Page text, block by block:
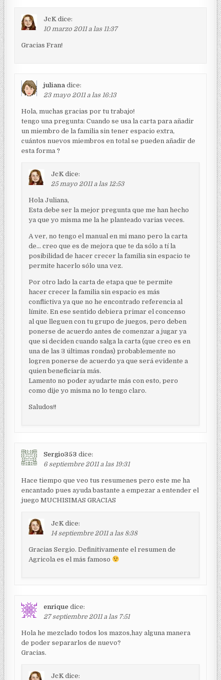
JcK dice:
10 marzo 2011 a las 11:37
Gracias Fran!
juliana dice:
23 mayo 2011 a las 16:13
Hola, muchas gracias por tu trabajo!
tengo una pregunta: Cuando se usa la carta para añadir
un miembro de la familia sin tener espacio extra,
cuántos nuevos miembros en total se pueden añadir de
esta forma ?
JcK dice:
25 mayo 2011 a las 12:53
Hola Juliana,
Esta debe ser la mejor pregunta que me han hecho
ya que yo misma me la he planteado varias veces.
A ver, no tengo el manual en mi mano pero la carta
de… creo que es de mejora que te da sólo a tí la
posibilidad de hacer crecer la familia sin espacio te
permite hacerlo sólo una vez.
Por otro lado la carta de etapa que te permite
hacer crecer la familia sin espacio es más
conflictiva ya que no he encontrado referencia al
límite. En ese sentido debiera primar el concenso
al que lleguen con tu grupo de juegos, pero deben
ponerse de acuerdo antes de comenzar a jugar ya
que si deciden cuando salga la carta (que creo es en
una de las 3 últimas rondas) probablemente no
logren ponerse de acuerdo ya que será evidente a
quien beneficiaría más.
Lamento no poder ayudarte más con esto, pero
como dije yo misma no lo tengo claro.
Saludos!!
Sergio353 dice:
6 septiembre 2011 a las 19:31
Hace tiempo que veo tus resumenes pero este me ha
encantado pues ayuda bastante a empezar a entender el
juego MUCHISIMAS GRACIAS
JcK dice:
14 septiembre 2011 a las 8:38
Gracias Sergio. Definitivamente el resumen de
Agricola es el más famoso
enrique dice:
27 septiembre 2011 a las 7:51
Hola he mezclado todos los mazos,hay alguna manera
de poder separarlos de nuevo?
Gracias.
JcK dice: